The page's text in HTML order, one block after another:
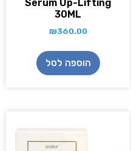
Serum Up-Lifting
30ML
₪360.00
הוספה לסל